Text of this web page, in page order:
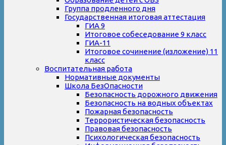
Группа продленного дня
Государственная итоговая аттестация
ГИА 9
Итоговое собеседование 9 класс
ГИА-11
Итоговое сочинение (изложение) 11
класс
Воспитательная работа
Нормативные документы
Школа БезОпасности
Безопасность дорожного движения
Безопасность на водных объектах
Пожарная безопасность
Террористическая безопасность
Правовая безопасность
Психологическая безопасность